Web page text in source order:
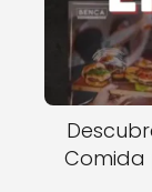
Comida